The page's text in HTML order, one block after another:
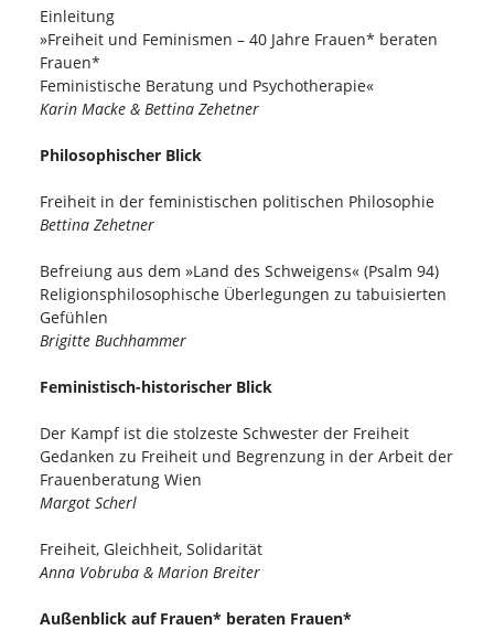
Einleitung
»Freiheit und Feminismen – 40 Jahre Frauen* beraten
Frauen*
Feministische Beratung und Psychotherapie«
Karin Macke & Bettina Zehetner
Philosophischer Blick
Freiheit in der feministischen politischen Philosophie
Bettina Zehetner
Befreiung aus dem »Land des Schweigens« (Psalm 94)
Religionsphilosophische Überlegungen zu tabuisierten
Gefühlen
Brigitte Buchhammer
Feministisch-historischer Blick
Der Kampf ist die stolzeste Schwester der Freiheit
Gedanken zu Freiheit und Begrenzung in der Arbeit der
Frauenberatung Wien
Margot Scherl
Freiheit, Gleichheit, Solidarität
Anna Vobruba & Marion Breiter
Außenblick auf Frauen* beraten Frauen*